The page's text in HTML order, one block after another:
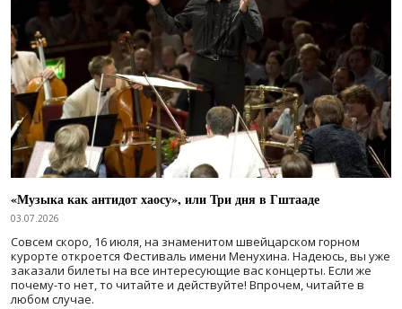
«Музыка как антидот хаосу», или Три дня в Гштааде
03.07.2026
Совсем скоро, 16 июля, на знаменитом швейцарском горном
курорте откроется Фестиваль имени Менухина. Надеюсь, вы уже
заказали билеты на все интересующие вас концерты. Если же
почему-то нет, то читайте и действуйте! Впрочем, читайте в
любом случае.